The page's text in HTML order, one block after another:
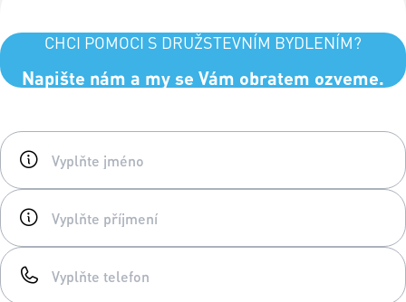
CHCI POMOCI S DRUŽSTEVNÍM BYDLENÍM?
Napište nám a my se Vám obratem ozveme.